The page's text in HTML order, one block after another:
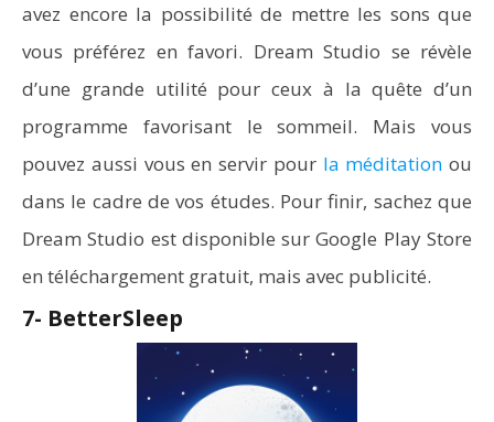
avez encore la possibilité de mettre les sons que
vous préférez en favori. Dream Studio se révèle
d’une grande utilité pour ceux à la quête d’un
programme favorisant le sommeil. Mais vous
pouvez aussi vous en servir pour la méditation ou
dans le cadre de vos études. Pour finir, sachez que
Dream Studio est disponible sur Google Play Store
en téléchargement gratuit, mais avec publicité.
7- BetterSleep